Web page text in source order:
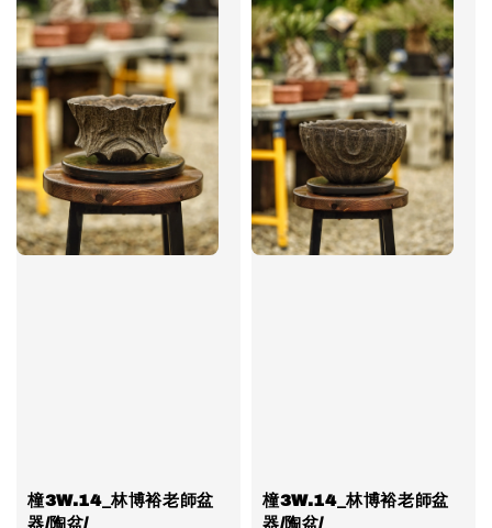
橦3W.14_林博裕老師盆
器/陶盆/
橦3W.14_林博裕老師盆
器/陶盆/